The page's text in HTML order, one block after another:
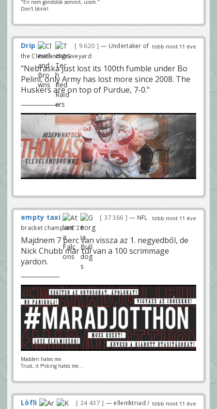
"Én nem gondolok semmit, uram."
Don't blink!
több mint 11 éve
Drip 9 620
— Undertaker of
the Cleveland graveyard
"Nebraska just lost its 100th fumble under Bo
Pelini, only Army has lost more since 2008. The
Huskers are on top of Purdue, 7-0."
több mint 11 éve
empty taxi 37 366
— NFL
bracket champion '26
Majdnem 7 perc van vissza az 1. negyedből, de
Nick Chubb már túl van a 100 scrimmage
yardon.
Madden hates me.
Trust, it f*cking hates me...
több mint 11 éve
Löfli 24 437
— ellenIktriad /